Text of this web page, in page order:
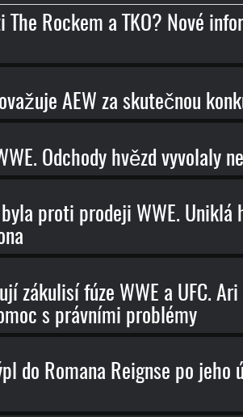
The Rockem a TKO? Nové
AEW za skutečnou
Odchody hvězd vyvolaly
proti prodeji WWE. Uniklá
zákulisí fúze WWE a UFC.
s právními problémy
do Romana Reignse po jeho